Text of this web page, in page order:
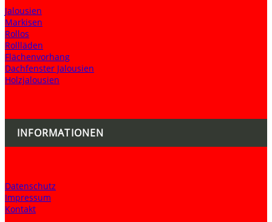
Jalousien
Markisen
Rollos
Rollläden
Flächenvorhang
Dachfenster Jalousien
Holzjalousien
INFORMATIONEN
Datenschutz
Impressum
Kontakt